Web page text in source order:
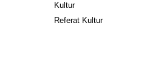
Kultur
Referat Kultur